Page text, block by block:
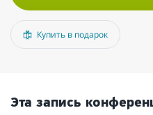
Купить в подарок
Эта запись